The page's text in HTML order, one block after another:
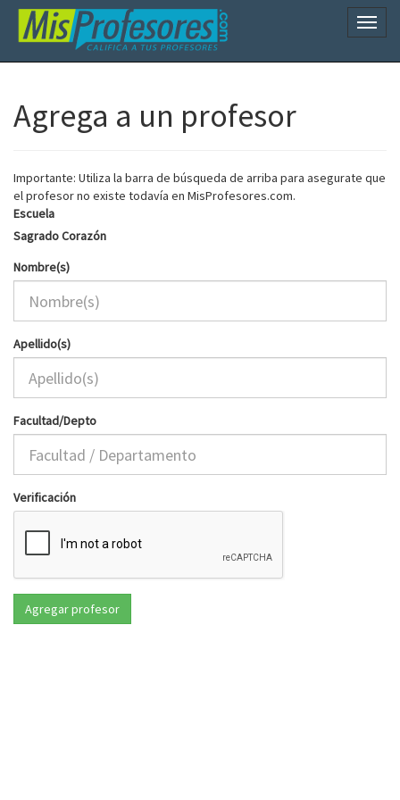
Agrega a un profesor
Importante: Utiliza la barra de búsqueda de arriba para asegurate que
el profesor no existe todavía en MisProfesores.com.
Escuela
Sagrado Corazón
Nombre(s)
Apellido(s)
Facultad/Depto
Verificación